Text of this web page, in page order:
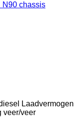
N90 chassis
Laadvermogen
veer/veer